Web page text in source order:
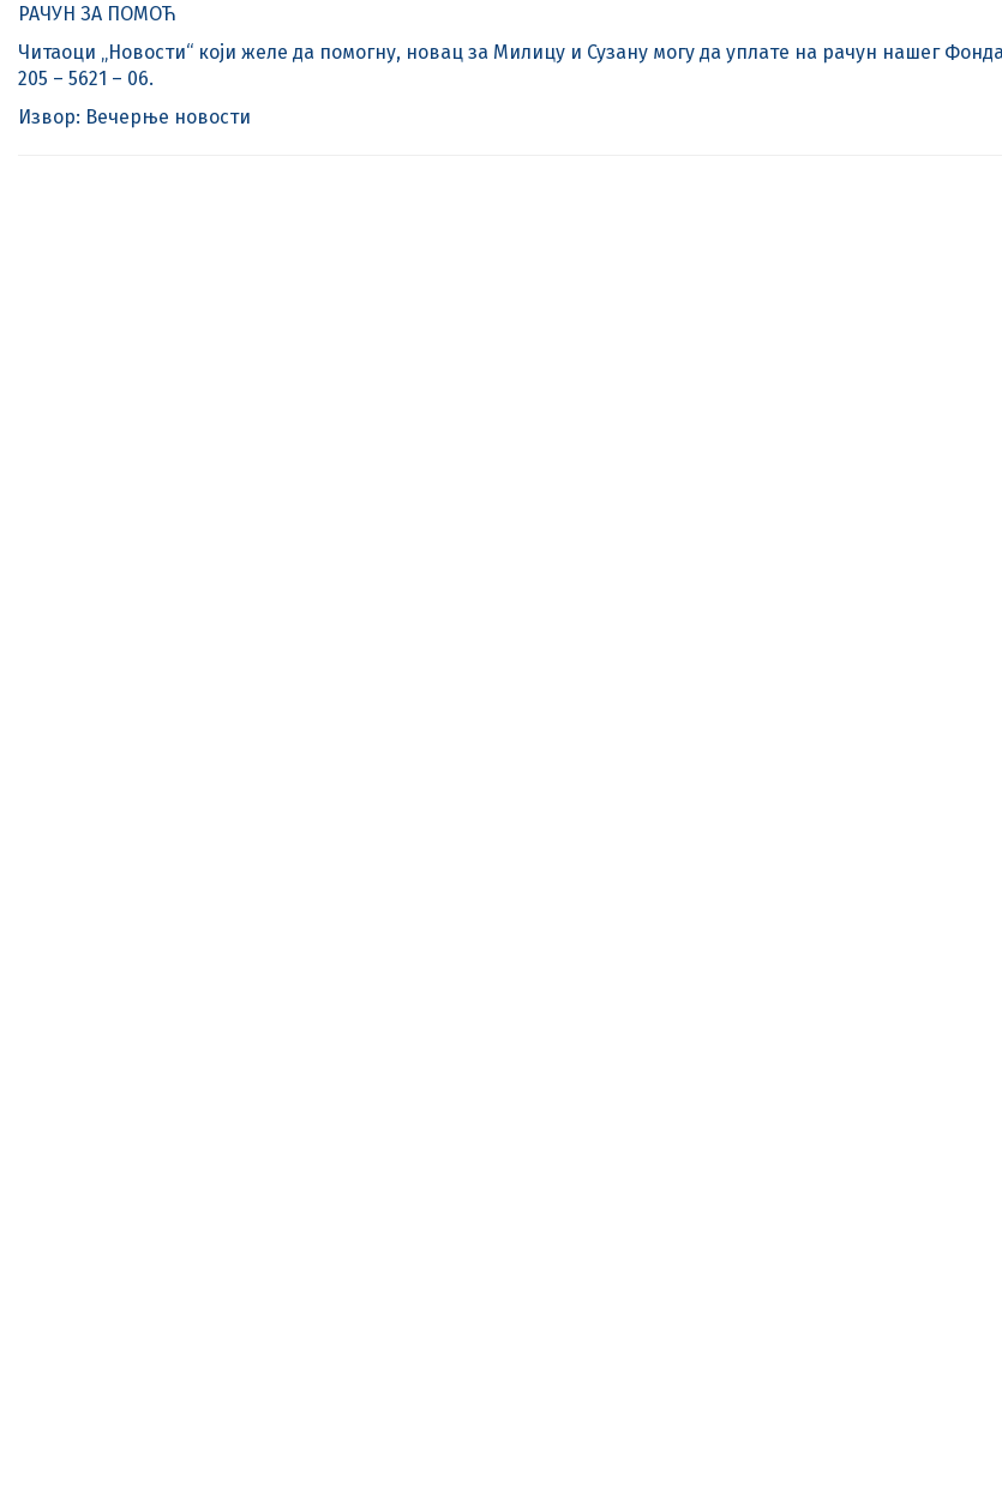
РАЧУН ЗА ПОМОЋ
Читаоци „Новости“ који желе да помогну, новац за Милицу и Сузану могу да уплате на рачун нашег
205 – 5621 – 06.
Извор: Вечерње новости